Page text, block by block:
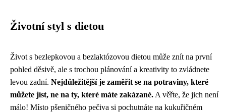
Životní styl s dietou
Život s bezlepkovou a bezlaktózovou dietou může znít na první
pohled děsivě, ale s trochou plánování a kreativity to zvládnete
levou zadní. Nejdůležitější je zaměřit se na potraviny, které
můžete jíst, ne na ty, které máte zakázané. A věřte, že jich není
málo! Místo pšeničného pečiva si pochutnáte na kukuřičném